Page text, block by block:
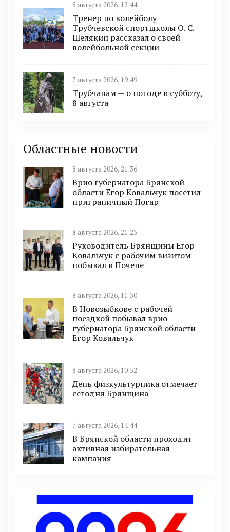
8 августа 2026, 12:44
Тренер по волейболу
Трубчевской спортшколы О. С.
Шелякин рассказал о своей
волейбольной секции
7 августа 2026, 19:49
Трубчанам — о погоде в субботу,
8 августа
Областные новости
8 августа 2026, 21:36
Врио губернатора Брянской
области Егор Ковальчук посетил
приграничный Погар
8 августа 2026, 21:23
Руководитель Брянщины Егор
Ковальчук с рабочим визитом
побывал в Почепе
8 августа 2026, 11:30
В Новозыбкове с рабочей
поездкой побывал врио
губернатора Брянской области
Егор Ковальчук
8 августа 2026, 10:52
День физкультурника отмечает
сегодня Брянщина
7 августа 2026, 14:44
В Брянской области проходит
активная избирательная
кампания